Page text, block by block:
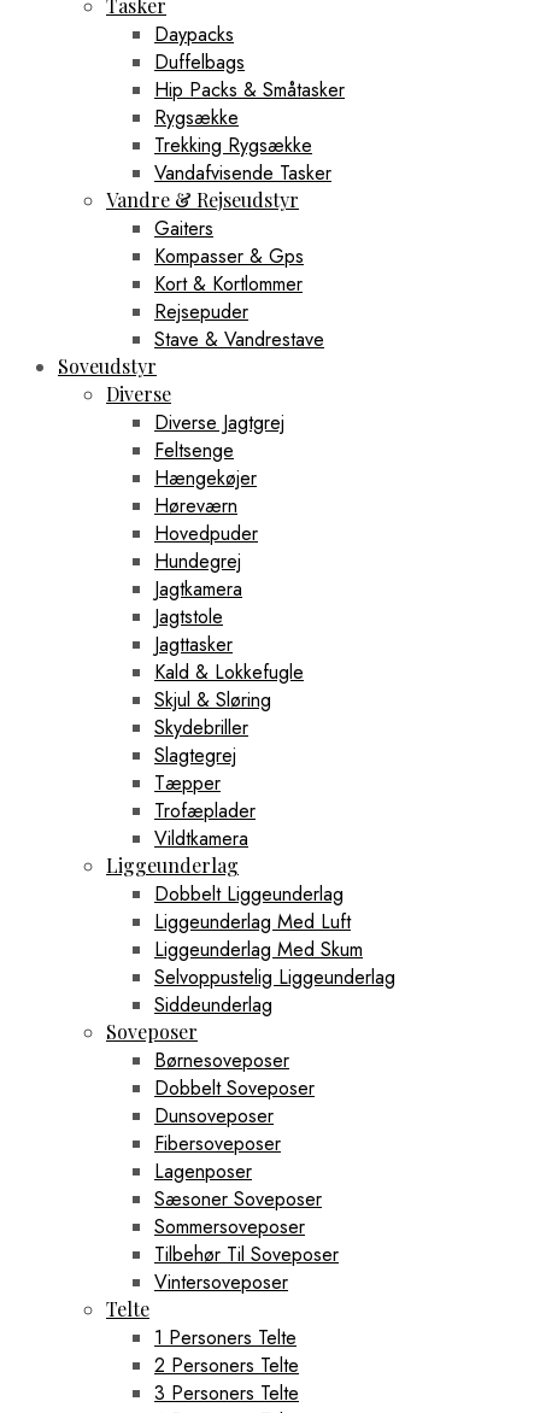
Daypacks
Duffelbags
Hip Packs & Småtasker
Rygsække
Trekking Rygsække
Vandafvisende Tasker
Vandre & Rejseudstyr
Gaiters
Kompasser & Gps
Kort & Kortlommer
Rejsepuder
Stave & Vandrestave
Soveudstyr
Diverse
Diverse Jagtgrej
Feltsenge
Hængekøjer
Høreværn
Hovedpuder
Hundegrej
Jagtkamera
Jagtstole
Jagttasker
Kald & Lokkefugle
Skjul & Sløring
Skydebriller
Slagtegrej
Tæpper
Trofæplader
Vildtkamera
Liggeunderlag
Dobbelt Liggeunderlag
Liggeunderlag Med Luft
Liggeunderlag Med Skum
Selvoppustelig Liggeunderlag
Siddeunderlag
Soveposer
Børnesoveposer
Dobbelt Soveposer
Dunsoveposer
Fibersoveposer
Lagenposer
Sæsoner Soveposer
Sommersoveposer
Tilbehør Til Soveposer
Vintersoveposer
Telte
1 Personers Telte
2 Personers Telte
3 Personers Telte